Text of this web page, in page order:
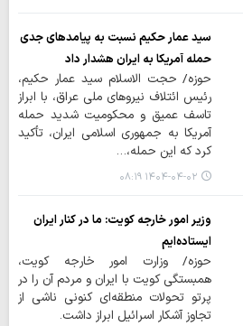
سید عمار حکیم نسبت به پیامدهای جدی
حمله آمریکا به ایران هشدار داد
حوزه/ حجت الاسلام سید عمار حکیم،
رئیس ائتلاف نیروهای ملی عراق، با ابراز
تاسف عمیق و محکومیت شدید حمله
آمریکا به جمهوری اسلامی ایران، تأکید
کرد که این حمله،…
۱۴۰۴-۰۴-۰۲ ۰۸:۱۹
وزیر امور خارجه کویت: ما در کنار ایران
ایستاده‌ایم
حوزه/ وزارت امور خارجه کویت،
همبستگی کویت با ایران و مردم آن را در
پرتو تحولات منطقه‌ای کنونی ناشی از
تجاوز آشکار اسرائیل ابراز داشت.